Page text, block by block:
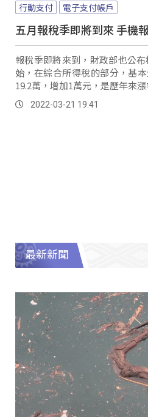
行動支付
電子支付帳戶
五月報稅季即將到來 手機
報稅季即將來到，財政部也公
始，在綜合所得稅的部分，基
19.2萬，增加1萬元，是歷年來漲幅最大
國稅局服務科長沈秋杏：「那如...
2022-03-21 19:41
最新新聞